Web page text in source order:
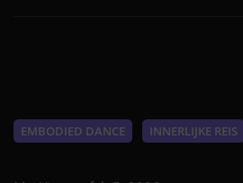
EMBODIED DANCE INNERLIJKE REIS